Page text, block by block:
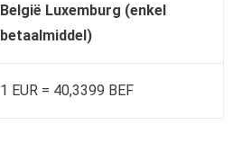
België Luxemburg (enkel
betaalmiddel)
1 EUR = 40,3399 BEF